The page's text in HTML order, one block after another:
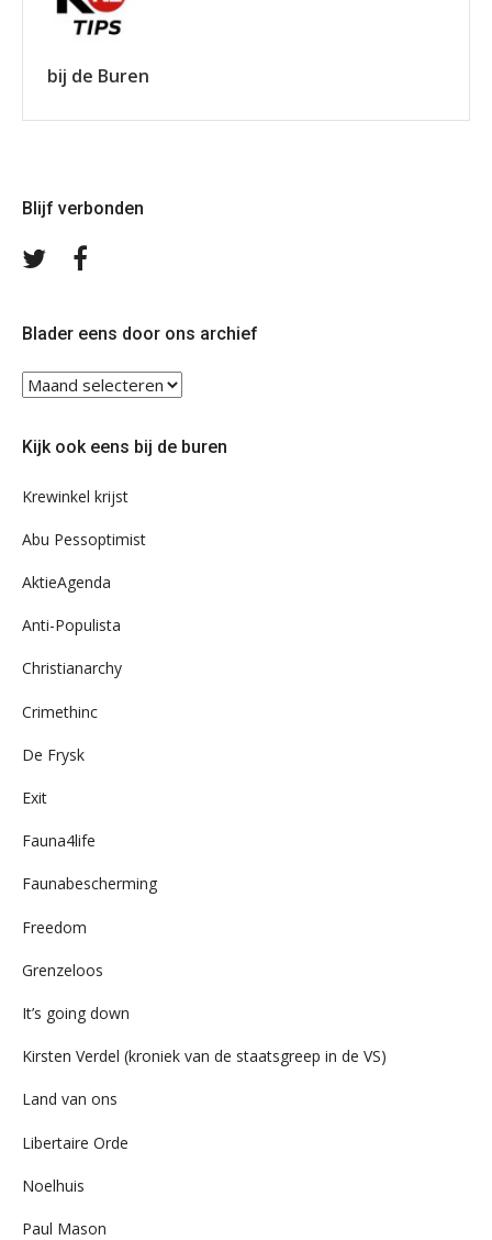
bij de Buren
Blijf verbonden
Volg
Blader eens door ons archief
Blader
eens
ons
Kijk ook eens bij de buren
Krewinkel krijst
Abu Pessoptimist
AktieAgenda
Anti-Populista
Christianarchy
Crimethinc
De Frysk
Exit
Fauna4life
Faunabescherming
Freedom
Grenzeloos
It’s going down
Kirsten Verdel (kroniek van de staatsgreep in de VS)
Land van ons
Libertaire Orde
Noelhuis
Paul Mason